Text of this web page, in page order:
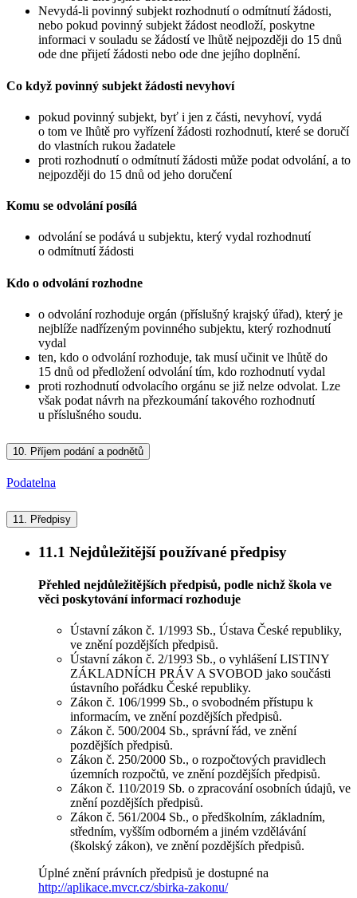
Nevydá-li povinný subjekt rozhodnutí o odmítnutí žádosti,
nebo pokud povinný subjekt žádost neodloží, poskytne
informaci v souladu se žádostí ve lhůtě nejpozději do 15 dnů
ode dne přijetí žádosti nebo ode dne jejího doplnění.
Co když povinný subjekt žádosti nevyhoví
pokud povinný subjekt, byť i jen z části, nevyhoví, vydá
o tom ve lhůtě pro vyřízení žádosti rozhodnutí, které se doručí
do vlastních rukou žadatele
proti rozhodnutí o odmítnutí žádosti může podat odvolání, a to
nejpozději do 15 dnů od jeho doručení
Komu se odvolání posílá
odvolání se podává u subjektu, který vydal rozhodnutí
o odmítnutí žádosti
Kdo o odvolání rozhodne
o odvolání rozhoduje orgán (příslušný krajský úřad), který je
nejblíže nadřízeným povinného subjektu, který rozhodnutí
vydal
ten, kdo o odvolání rozhoduje, tak musí učinit ve lhůtě do
15 dnů od předložení odvolání tím, kdo rozhodnutí vydal
proti rozhodnutí odvolacího orgánu se již nelze odvolat. Lze
však podat návrh na přezkoumání takového rozhodnutí
u příslušného soudu.
10. Příjem podání a podnětů
Podatelna
11. Předpisy
11.1 Nejdůležitější používané předpisy
Přehled nejdůležitějších předpisů, podle nichž škola ve
věci poskytování informací rozhoduje
Ústavní zákon č. 1/1993 Sb., Ústava České republiky,
ve znění pozdějších předpisů.
Ústavní zákon č. 2/1993 Sb., o vyhlášení LISTINY
ZÁKLADNÍCH PRÁV A SVOBOD jako součásti
ústavního pořádku České republiky.
Zákon č. 106/1999 Sb., o svobodném přístupu k
informacím, ve znění pozdějších předpisů.
Zákon č. 500/2004 Sb., správní řád, ve znění
pozdějších předpisů.
Zákon č. 250/2000 Sb., o rozpočtových pravidlech
územních rozpočtů, ve znění pozdějších předpisů.
Zákon č. 110/2019 Sb. o zpracování osobních údajů, ve
znění pozdějších předpisů.
Zákon č. 561/2004 Sb., o předškolním, základním,
středním, vyšším odborném a jiném vzdělávání
(školský zákon), ve znění pozdějších předpisů.
Úplné znění právních předpisů je dostupné na
http://aplikace.mvcr.cz/sbirka-zakonu/